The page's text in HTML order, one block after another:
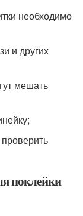
необходимо
и других
мешать
поклейки